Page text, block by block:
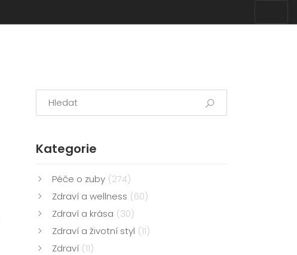
Kategorie
Péče o zuby (274)
Zdraví a wellness (60)
Zdraví a krása (30)
Zdraví a životní styl (11)
Zdraví (11)